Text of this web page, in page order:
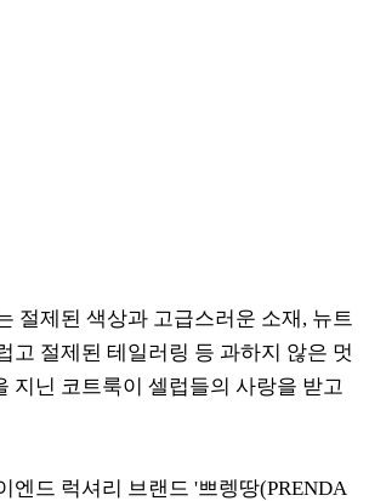
절제된 색상과 고급스러운 소재, 뉴트
고 절제된 테일러링 등 과하지 않은 멋
지닌 코트룩이 셀럽들의 사랑을 받고
엔드 럭셔리 브랜드 '쁘렝땅(PRENDA